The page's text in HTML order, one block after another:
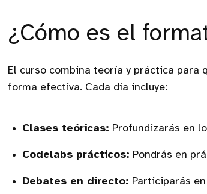
¿Cómo es el
El curso combina teoría y práctica para
forma efectiva. Cada día incluye:
Clases teóricas: Profundizarás en
Codelabs prácticos: Pondrás en
Debates en directo: Participarás